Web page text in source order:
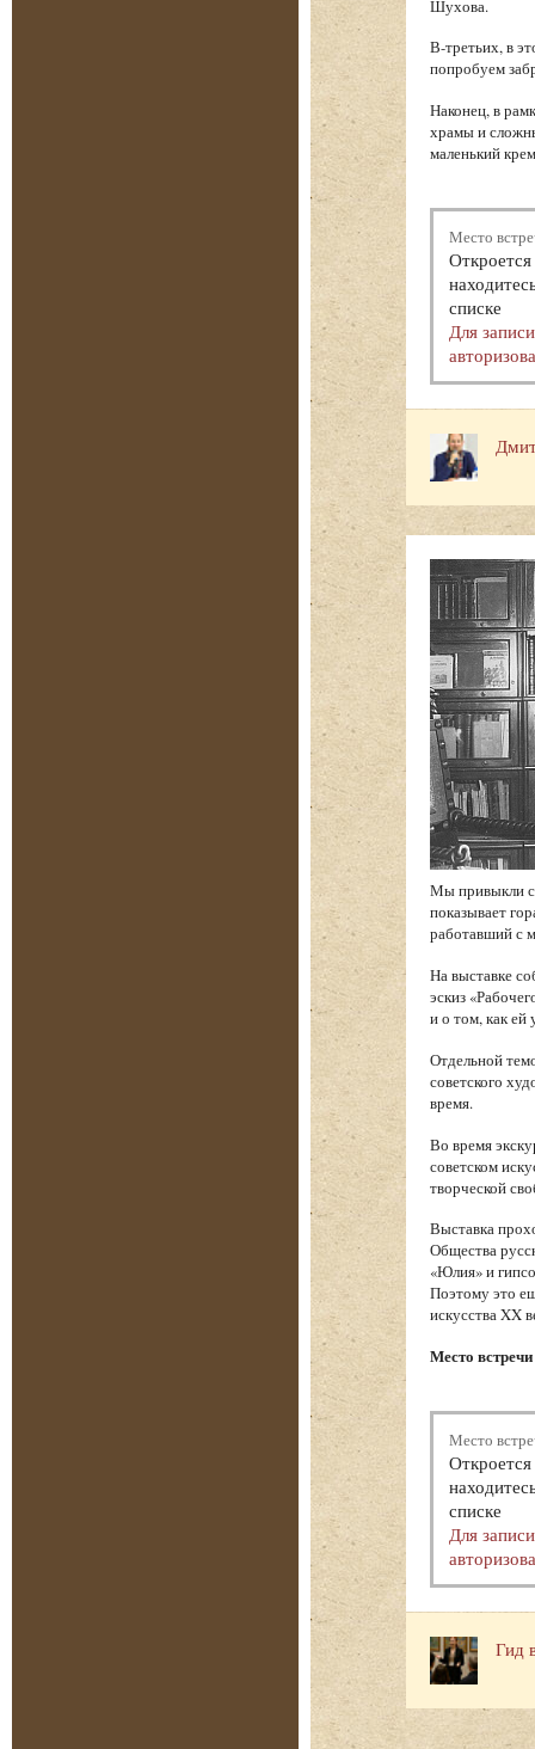
Шухова.
В-третьих, в
попробуем
Наконец, в
храмы и
маленький
Место
списке
Для
Мы привыкли
показывает
работавший с
На выставке
эскиз
и о том, как ей
Отдельной
советского
время.
Во время
советском
творческой
Выставка
Общества
«Юлия» и
Поэтому это
искусства XX
Место
Место
списке
Для
Гид